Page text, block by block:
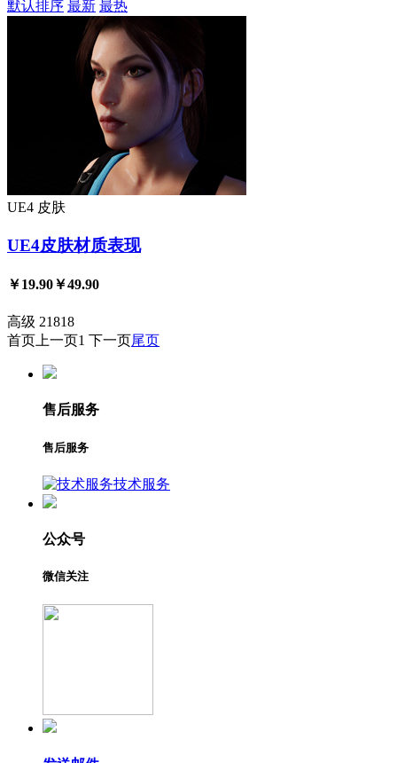
默认排序 最新 最热
UE4 皮肤
UE4皮肤材质表现
￥19.90￥49.90
高级 21818
首页 上一页1 下一页尾页
售后服务
售后服务
技术服务
公众号
微信关注